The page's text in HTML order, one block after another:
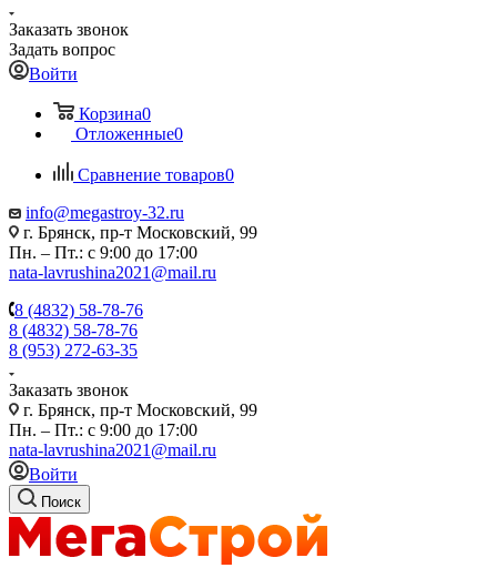
Заказать звонок
Задать вопрос
Войти
Корзина0
Отложенные0
Сравнение товаров0
info@megastroy-32.ru
г. Брянск, пр-т Московский, 99
Пн. – Пт.: с 9:00 до 17:00
nata-lavrushina2021@mail.ru
8 (4832) 58-78-76
8 (4832) 58-78-76
8 (953) 272-63-35
Заказать звонок
г. Брянск, пр-т Московский, 99
Пн. – Пт.: с 9:00 до 17:00
nata-lavrushina2021@mail.ru
Войти
Поиск